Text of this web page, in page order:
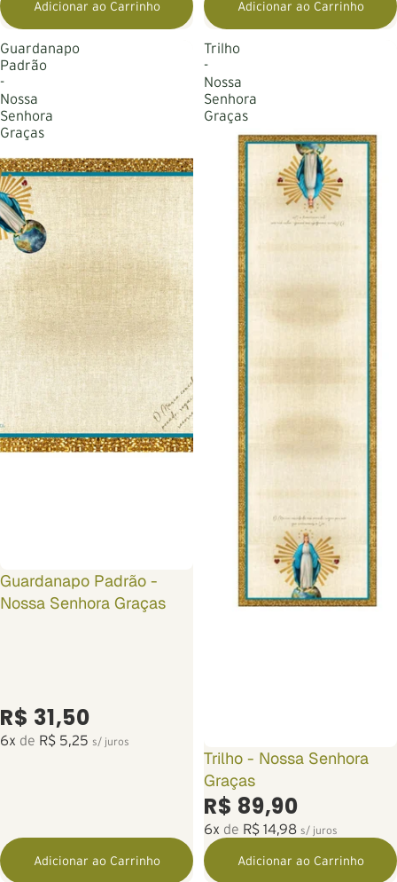
Adicionar ao Carrinho Adicionar ao Carrinho
Guardanapo
Padrão
-
Nossa
Senhora
Graças
Guardanapo Padrão -
Nossa Senhora Graças
R$ 31,50
6x de R$ 5,25 s/ juros
Adicionar ao Carrinho
Trilho
-
Nossa
Senhora
Graças
Trilho - Nossa Senhora
Graças
R$ 89,90
6x de R$ 14,98 s/ juros
Adicionar ao Carrinho